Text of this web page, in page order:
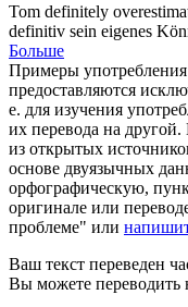
Tom definitely
definitiv sein eigenes
Больше
Примеры употребления
предоставляются
е. для изучения
их перевода на
из открытых
основе двуязычных
орфографическую,
оригинале или
проблеме" или
Ваш текст переведен
Вы можете переводить